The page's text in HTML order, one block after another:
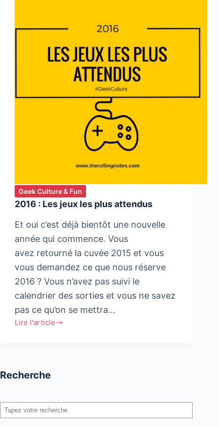
Geek Culture & Fun
2016 : Les jeux les plus attendus
Et oui c’est déjà bientôt une nouvelle
année qui commence. Vous
avez retourné la cuvée 2015 et vous
vous demandez ce que nous réserve
2016 ? Vous n’avez pas suivi le
calendrier des sorties et vous ne savez
pas ce qu’on se mettra…
Lire l'article
2016
les
Recherche
Rechercher